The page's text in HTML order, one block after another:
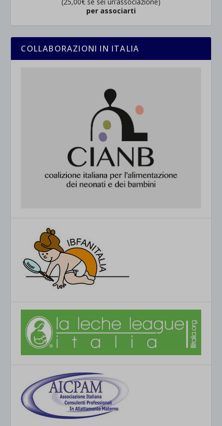
per associarti
COLLABORAZIONI IN ITALIA